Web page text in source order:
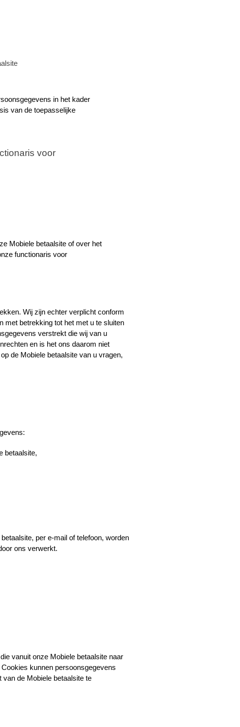
in het kader
van de toepasselijke
voor
Mobiele betaalsite of over het
functionaris voor
Wij zijn echter verplicht conform
met betrekking tot het met u te sluiten
verstrekt die wij van u
en is het ons daarom niet
de Mobiele betaalsite van u vragen,
betaalsite,
per e-mail of telefoon, worden
ons verwerkt.
vanuit onze Mobiele betaalsite naar
kunnen persoonsgegevens
van de Mobiele betaalsite te